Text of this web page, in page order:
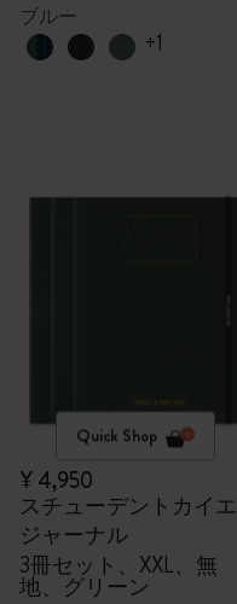
ブルー
+1
Quick Shop
¥ 4,950
スチューデントカイエ
ジャーナル
3冊セット、XXL、無
地、グリーン